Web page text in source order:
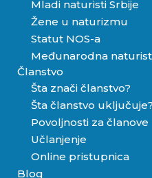
Mladi naturisti Srbije
Žene u naturizmu
Statut NOS-a
Međunarodna
Članstvo
Šta znači članstvo?
Šta članstvo uključuje?
Povoljnosti za članove
Učlanjenje
Online pristupnica
Blog